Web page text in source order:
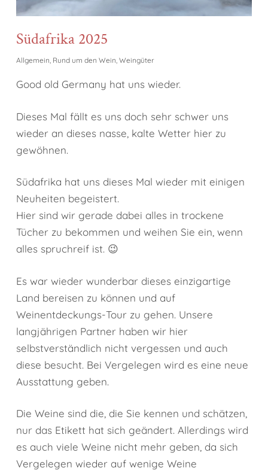
Südafrika 2025
Allgemein, Rund um den Wein, Weingüter
Good old Germany hat uns wieder.
Dieses Mal fällt es uns doch sehr schwer uns
wieder an dieses nasse, kalte Wetter hier zu
gewöhnen.
Südafrika hat uns dieses Mal wieder mit einigen
Neuheiten begeistert.
Hier sind wir gerade dabei alles in trockene
Tücher zu bekommen und weihen Sie ein, wenn
alles spruchreif ist. 😉
Es war wieder wunderbar dieses einzigartige
Land bereisen zu können und auf
Weinentdeckungs-Tour zu gehen. Unsere
langjährigen Partner haben wir hier
selbstverständlich nicht vergessen und auch
diese besucht. Bei Vergelegen wird es eine neue
Ausstattung geben.
Die Weine sind die, die Sie kennen und schätzen,
nur das Etikett hat sich geändert. Allerdings wird
es auch viele Weine nicht mehr geben, da sich
Vergelegen wieder auf wenige Weine